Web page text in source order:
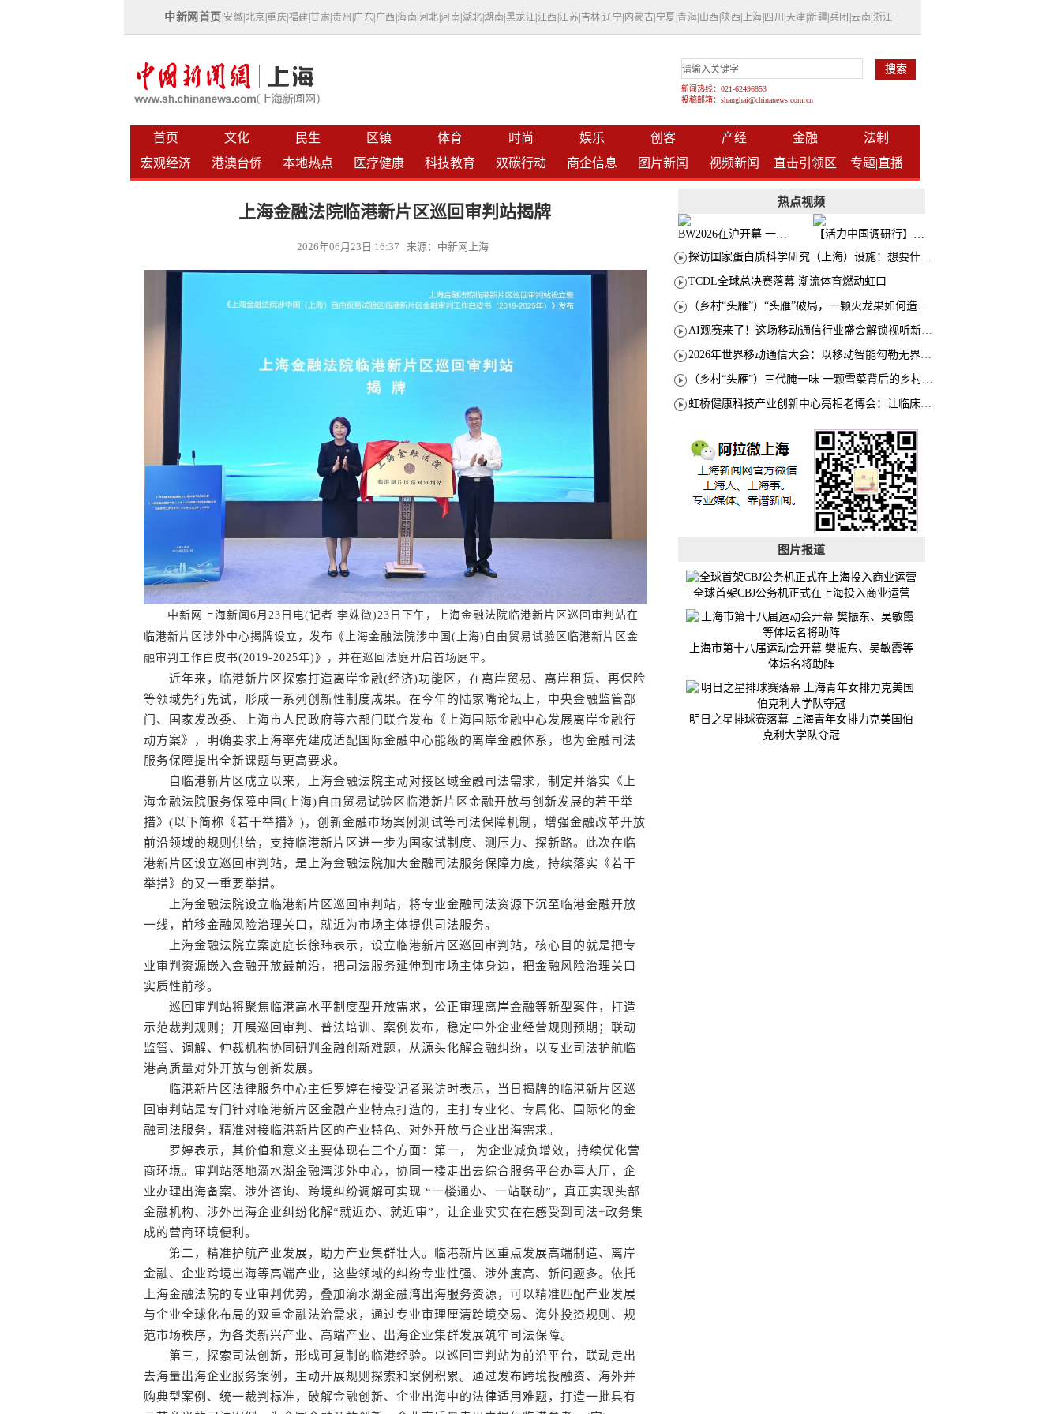
中新网首页 安徽 北京 |重庆 福建 |甘肃 贵州 广东 广西 海南 河北 |河南 湖北 |湖南 黑龙江 江西 江苏 吉林 |辽宁 内蒙古 宁夏 青海 山西 陕西 上海 四川 天津 |新疆 兵团 |云南 浙江
新闻热线：021-62496853
投稿邮箱：shanghai@chinanews.com.cn
首页 文化 民生 区镇 体育 时尚 娱乐 创客 产经 金融
法制
宏观经济
港澳台侨 本地热点 医疗健康 科技教育 双碳行动 商企信息 图片新闻 视频新闻 直击引领区 专题|直播
上海金融法院临港新片区巡回审判站揭牌
2026年06月23日 16:37 来源：中新网上海
中新网上海新闻6月23日电(记者 李姝徵)23日下午，上海金融法院临港新片区巡回审判站在
临港新片区涉外中心揭牌设立，发布《上海金融法院涉中国(上海)自由贸易试验区临港新片区金
融审判工作白皮书(2019-2025年)》，并在巡回法庭开启首场庭审。
近年来，临港新片区探索打造离岸金融(经济)功能区，在离岸贸易、离岸租赁、再保险
等领域先行先试，形成一系列创新性制度成果。在今年的陆家嘴论坛上，中央金融监管部
门、国家发改委、上海市人民政府等六部门联合发布《上海国际金融中心发展离岸金融行
动方案》，明确要求上海率先建成适配国际金融中心能级的离岸金融体系，也为金融司法
服务保障提出全新课题与更高要求。
自临港新片区成立以来，上海金融法院主动对接区域金融司法需求，制定并落实《上
海金融法院服务保障中国(上海)自由贸易试验区临港新片区金融开放与创新发展的若干举
措》(以下简称《若干举措》)，创新金融市场案例测试等司法保障机制，增强金融改革开放
前沿领域的规则供给，支持临港新片区进一步为国家试制度、测压力、探新路。此次在临
港新片区设立巡回审判站，是上海金融法院加大金融司法服务保障力度，持续落实《若干
举措》的又一重要举措。
上海金融法院设立临港新片区巡回审判站，将专业金融司法资源下沉至临港金融开放
一线，前移金融风险治理关口，就近为市场主体提供司法服务。
上海金融法院立案庭庭长徐玮表示，设立临港新片区巡回审判站，核心目的就是把专
业审判资源嵌入金融开放最前沿，把司法服务延伸到市场主体身边，把金融风险治理关口
实质性前移。
巡回审判站将聚焦临港高水平制度型开放需求，公正审理离岸金融等新型案件，打造
示范裁判规则；开展巡回审判、普法培训、案例发布，稳定中外企业经营规则预期；联动
监管、调解、仲裁机构协同研判金融创新难题，从源头化解金融纠纷，以专业司法护航临
港高质量对外开放与创新发展。
临港新片区法律服务中心主任罗婷在接受记者采访时表示，当日揭牌的临港新片区巡
回审判站是专门针对临港新片区金融产业特点打造的，主打专业化、专属化、国际化的金
融司法服务，精准对接临港新片区的产业特色、对外开放与企业出海需求。
罗婷表示，其价值和意义主要体现在三个方面：第一， 为企业减负增效，持续优化营
商环境。审判站落地滴水湖金融湾涉外中心，协同一楼走出去综合服务平台办事大厅，企
业办理出海备案、涉外咨询、跨境纠纷调解可实现 “一楼通办、一站联动”，真正实现头部
金融机构、涉外出海企业纠纷化解“就近办、就近审”，让企业实实在在感受到司法+政务集
成的营商环境便利。
第二，精准护航产业发展，助力产业集群壮大。临港新片区重点发展高端制造、离岸
金融、企业跨境出海等高端产业，这些领域的纠纷专业性强、涉外度高、新问题多。依托
上海金融法院的专业审判优势，叠加滴水湖金融湾出海服务资源，可以精准匹配产业发展
与企业全球化布局的双重金融法治需求，通过专业审理厘清跨境交易、海外投资规则、规
范市场秩序，为各类新兴产业、高端产业、出海企业集群发展筑牢司法保障。
第三，探索司法创新，形成可复制的临港经验。以巡回审判站为前沿平台，联动走出
去海量出海企业服务案例，主动开展规则探索和案例积累。通过发布跨境投融资、海外并
购典型案例、统一裁判标准，破解金融创新、企业出海中的法律适用难题，打造一批具有
热点视频
BW2026在沪开幕 一众次元品牌集中发布全新企划
【活力中国调研行】上海机器人研究院以技术标准撬动长三角智造协同
探访国家蛋白质科学研究（上海）设施：想要什么蛋白 AI直接设计合成
TCDL全球总决赛落幕 潮流体育燃动虹口
（乡村“头雁”）“头雁”破局，一颗火龙果如何造就沪上乡村特色产业化路径
AI观赛来了！这场移动通信行业盛会解锁视听新玩法
2026年世界移动通信大会：以移动智能勾勒无界普惠新愿景
（乡村“头雁”）三代腌一味 一颗雪菜背后的乡村致富经
虹桥健康科技产业创新中心亮相老博会：让临床“需求”定义银发经济新生态
图片报道
全球首架CBJ公务机正式在上海投入商业运营
上海市第十八届运动会开幕 樊振东、吴敏霞等
体坛名将助阵
明日之星排球赛落幕 上海青年女排力克美国伯
克利大学队夺冠